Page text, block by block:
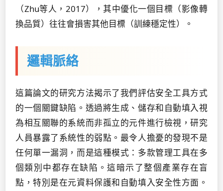
（Zhu等人，2017），其中優化一個目標（影像轉
換品質）往往會損害其他目標（訓練穩定性）。
邏輯脈絡
這篇論文的研究方法揭示了我們評估安全工具方式
的一個關鍵缺陷。透過將生成、儲存和自動填入視
為相互關聯的系統而非孤立的元件進行檢視，研究
人員暴露了系統性的弱點。最令人擔憂的發現不是
任何單一漏洞，而是這種模式：多款管理工具在多
個類別中都存在缺陷。這暗示了整個產業存在盲
點，特別是在元資料保護和自動填入安全性方面。